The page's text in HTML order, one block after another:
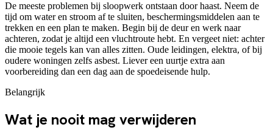
De meeste problemen bij sloopwerk ontstaan door haast. Neem de
tijd om water en stroom af te sluiten, beschermingsmiddelen aan te
trekken en een plan te maken. Begin bij de deur en werk naar
achteren, zodat je altijd een vluchtroute hebt. En vergeet niet: achter
die mooie tegels kan van alles zitten. Oude leidingen, elektra, of bij
oudere woningen zelfs asbest. Liever een uurtje extra aan
voorbereiding dan een dag aan de spoedeisende hulp.
Belangrijk
Wat je nooit mag verwijderen